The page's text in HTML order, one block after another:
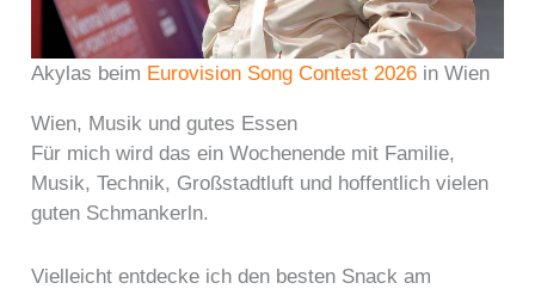
Akylas beim Eurovision Song Contest 2026 in Wien
Wien, Musik und gutes Essen
Für mich wird das ein Wochenende mit Familie,
Musik, Technik, Großstadtluft und hoffentlich vielen
guten Schmankerln.
Vielleicht entdecke ich den besten Snack am